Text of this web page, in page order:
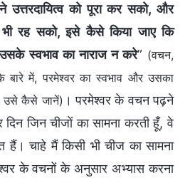
को पूरा कर सको, और
भी रह सको, इसे कैसे किया जाए कि
उसके स्वभाव का नाराज न करे” (वचन,
में, परमेश्वर का स्वभाव और उसका
उसे कैसे जानें) । परमेश्वर के वचन पढ़ने
जिन चीजों का सामना करती हूँ, वे
हैं। चाहे मैं किसी भी चीज का सामना
के वचनों के अनुसार अभ्यास करना